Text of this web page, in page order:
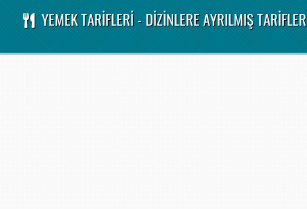
YEMEK TARİFLERİ - DİZİNLERE AYRILMIŞ TARİFLER